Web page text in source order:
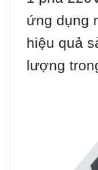
ứng dụng
hiệu quả
lượng